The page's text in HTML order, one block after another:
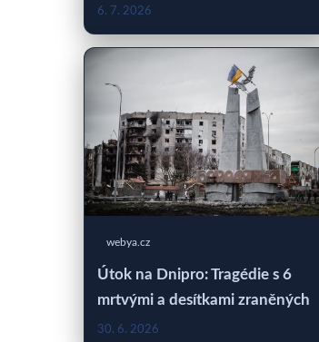
6. 7. 2026
webya.cz
Útok na Dnipro: Tragédie s 6
mrtvými a desítkami zraněných
30. 6. 2026